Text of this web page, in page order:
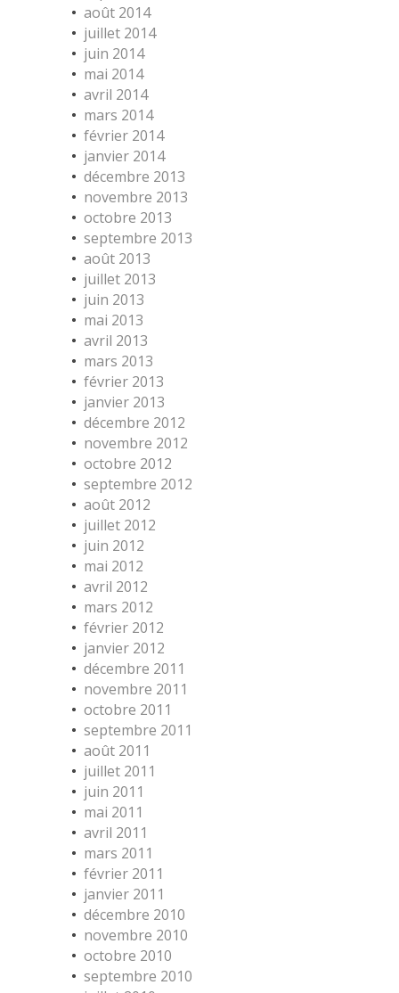
août 2014
juillet 2014
juin 2014
mai 2014
avril 2014
mars 2014
février 2014
janvier 2014
décembre 2013
novembre 2013
octobre 2013
septembre 2013
août 2013
juillet 2013
juin 2013
mai 2013
avril 2013
mars 2013
février 2013
janvier 2013
décembre 2012
novembre 2012
octobre 2012
septembre 2012
août 2012
juillet 2012
juin 2012
mai 2012
avril 2012
mars 2012
février 2012
janvier 2012
décembre 2011
novembre 2011
octobre 2011
septembre 2011
août 2011
juillet 2011
juin 2011
mai 2011
avril 2011
mars 2011
février 2011
janvier 2011
décembre 2010
novembre 2010
octobre 2010
septembre 2010